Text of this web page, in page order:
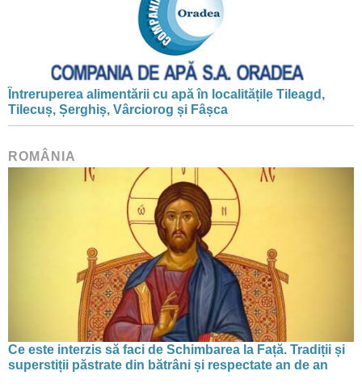
Întreruperea alimentării cu apă în localitățile Tileagd,
Tilecuș, Șerghiș, Vârciorog și Fâșca
ROMÂNIA
Ce este interzis să faci de Schimbarea la Față. Tradiții și
superstiții păstrate din bătrâni și respectate an de an